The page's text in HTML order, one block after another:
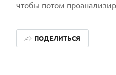
чтобы потом
ПОДЕЛИТЬСЯ